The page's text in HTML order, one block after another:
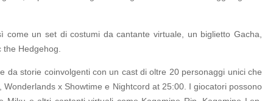
un set di costumi da cantante virtuale, un biglietto Gacha,
Hedgehog.
da storie coinvolgenti con un cast di oltre 20 personaggi unici che
x Showtime e Nightcord at 25:00. I giocatori possono